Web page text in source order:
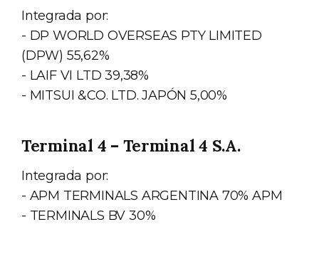
Integrada por:
- DP WORLD OVERSEAS PTY LIMITED
(DPW) 55,62%
- LAIF VI LTD 39,38%
- MITSUI &CO. LTD. JAPÓN 5,00%
Terminal 4 – Terminal 4 S.A.
Integrada por:
- APM TERMINALS ARGENTINA 70% APM
- TERMINALS BV 30%